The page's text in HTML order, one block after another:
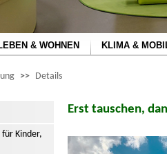
& WOHNEN KLIMA &
>> Details
Kinder,
Erst tauschen,